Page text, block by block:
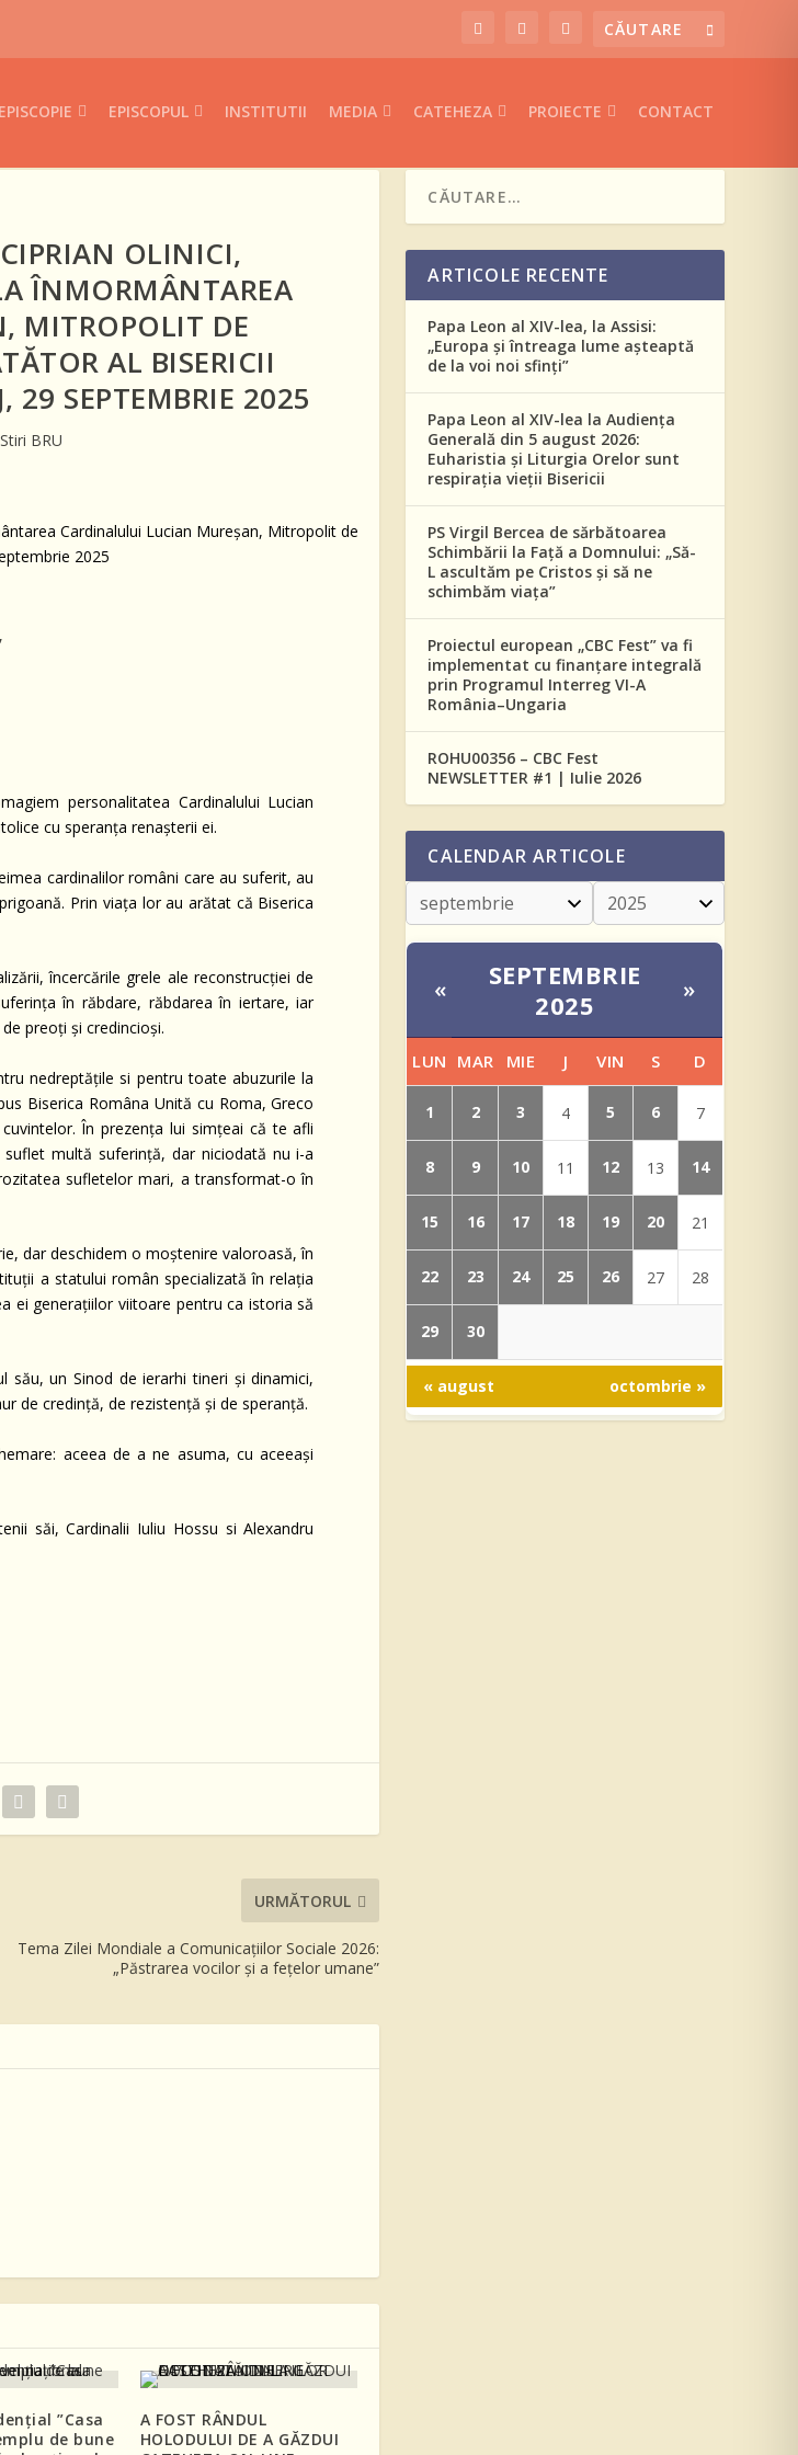
EPISCOPIE EPISCOPUL INSTITUTII MEDIA CATEHEZA PROIECTE CONTACT
OLINICI,
ÎNMORMÂNTAREA
MITROPOLIT DE
AL BISERICII
29 SEPTEMBRIE 2025
Stiri BRU
personalitatea Cardinalului Lucian
cu speranța renașterii ei.
cardinalilor români care au suferit, au
Prin viața lor au arătat că Biserica
încercările grele ale reconstrucției de
în răbdare, răbdarea în iertare, iar
preoți și credincioși.
nedreptățile si pentru toate abuzurile la
Biserica Româna Unită cu Roma, Greco
În prezența lui simțeai că te afli
multă suferință, dar niciodată nu i-a
sufletelor mari, a transformat-o în
dar deschidem o moștenire valoroasă, în
a statului român specializată în relația
ei generațiilor viitoare pentru ca istoria să
său, un Sinod de ierarhi tineri și dinamici,
de credință, de rezistență și de speranță.
aceea de a ne asuma, cu aceeași
săi, Cardinalii Iuliu Hossu si Alexandru
URMĂTORUL
Tema Zilei Mondiale a Comunicațiilor Sociale 2026:
„Păstrarea vocilor și a fețelor umane”
”Casa
de bune
A FOST RÂNDUL
HOLODULUI DE A GĂZDUI
ARTICOLE RECENTE
Papa Leon al XIV-lea, la Assisi:
„Europa și întreaga lume așteaptă
de la voi noi sfinți”
Papa Leon al XIV-lea la Audiența
Generală din 5 august 2026:
Euharistia și Liturgia Orelor sunt
respirația vieții Bisericii
PS Virgil Bercea de sărbătoarea
Schimbării la Față a Domnului: „Să-
L ascultăm pe Cristos și să ne
schimbăm viața”
Proiectul european „CBC Fest” va fi
implementat cu finanțare integrală
prin Programul Interreg VI-A
România–Ungaria
ROHU00356 – CBC Fest
NEWSLETTER #1 | Iulie 2026
CALENDAR ARTICOLE
«
SEPTEMBRIE
2025
»
LUN MAR MIE J VIN S D
1 2 3 4 5 6 7
8 9 10 11 12 13 14
15 16 17 18 19 20 21
22 23 24 25 26 27 28
29 30
« august octombrie »